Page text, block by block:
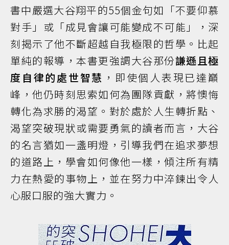
書中嚴選大谷翔平的55個金句如「不要仰慕
對手」或「成見會讓可能變成不可能」，深
刻揭示了他不斷超越自我極限的哲學。比起
單純的報導，本書更強調大谷那份謙遜且極
度自律的處世智慧 ，即使個人表現已達巔
峰，他仍時刻思索如何為團隊貢獻，將懊悔
轉化為求勝的渴望。對於處於人生轉折點、
渴望突破現狀或需要勇氣的讀者而言，大谷
的名言猶如一盞明燈，引導我們在追求夢想
的道路上，學會如何像他一樣，傾注所有精
力在熱愛的事物上，並在努力中淬鍊出令人
心服口服的強大實力。